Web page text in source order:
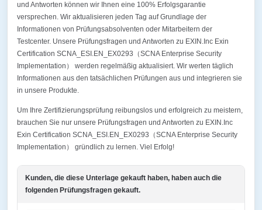
und Antworten können wir Ihnen eine 100% Erfolgsgarantie
versprechen. Wir aktualisieren jeden Tag auf Grundlage der
Informationen von Prüfungsabsolventen oder Mitarbeitern der
Testcenter. Unsere Prüfungsfragen und Antworten zu EXIN.Inc Exin
Certification SCNA_ESI.EN_EX0293（SCNA Enterprise Security
Implementation） werden regelmäßig aktualisiert. Wir werten täglich
Informationen aus den tatsächlichen Prüfungen aus und integrieren sie
in unsere Produkte.
Um Ihre Zertifizierungsprüfung reibungslos und erfolgreich zu meistern,
brauchen Sie nur unsere Prüfungsfragen und Antworten zu EXIN.Inc
Exin Certification SCNA_ESI.EN_EX0293（SCNA Enterprise Security
Implementation） gründlich zu lernen. Viel Erfolg!
Kunden, die diese Unterlage gekauft haben, haben auch die
folgenden Prüfungsfragen gekauft.